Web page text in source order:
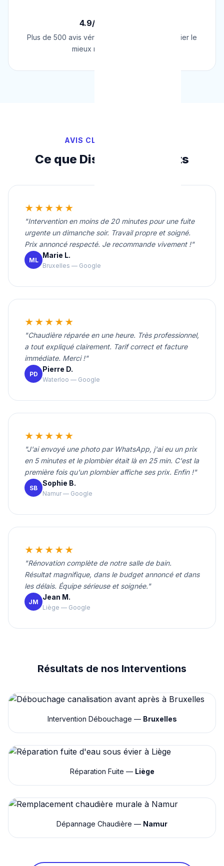
4.9/5 sur Google
Plus de 500 avis vérifiés sur Google. Le plombier le
mieux noté de Belgique.
AVIS CLIENTS VÉRIFIÉS
Ce que Disent Nos Clients
★★★★★
"Intervention en moins de 20 minutes pour une fuite
urgente un dimanche soir. Travail propre et soigné.
Prix annoncé respecté. Je recommande vivement !"
ML
Marie L.
Bruxelles — Google
★★★★★
"Chaudière réparée en une heure. Très professionnel,
a tout expliqué clairement. Tarif correct et facture
immédiate. Merci !"
PD
Pierre D.
Waterloo — Google
★★★★★
"J'ai envoyé une photo par WhatsApp, j'ai eu un prix
en 5 minutes et le plombier était là en 25 min. C'est la
première fois qu'un plombier affiche ses prix. Enfin !"
SB
Sophie B.
Namur — Google
★★★★★
"Rénovation complète de notre salle de bain.
Résultat magnifique, dans le budget annoncé et dans
les délais. Équipe sérieuse et soignée."
JM
Jean M.
Liège — Google
Résultats de nos Interventions
Intervention Débouchage — Bruxelles
Réparation Fuite — Liège
Dépannage Chaudière — Namur